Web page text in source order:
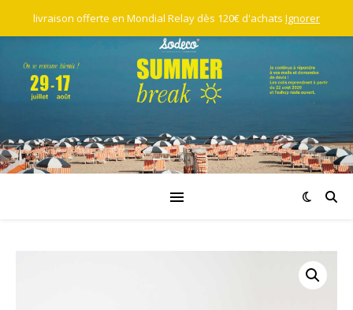
livraison offerte en Mondial Relay dès 120€ d'achats Ignorer